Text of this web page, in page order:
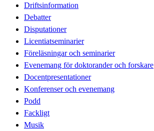
Driftsinformation
Debatter
Disputationer
Licentiatseminarier
Föreläsningar och seminarier
Evenemang för doktorander och forskare
Docentpresentationer
Konferenser och evenemang
Podd
Fackligt
Musik